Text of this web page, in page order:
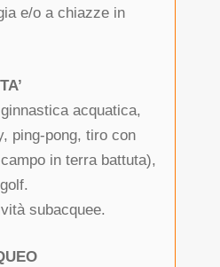
e/o a chiazze in
acquatica,
ping-pong, tiro con
in terra battuta),
subacquee.